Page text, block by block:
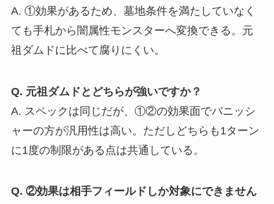
A. ①効果があるため、墓地条件を満たしていなく
ても手札から闇属性モンスターへ変換できる。元
祖ダムドに比べて腐りにくい。
Q. 元祖ダムドとどちらが強いですか？
A. スペックは同じだが、①②の効果面でバニッシ
ャーの方が汎用性は高い。ただしどちらも1ターン
に1度の制限がある点は共通している。
Q. ②効果は相手フィールドしか対象にできません